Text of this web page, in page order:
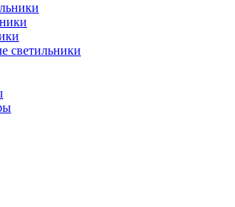
светильники